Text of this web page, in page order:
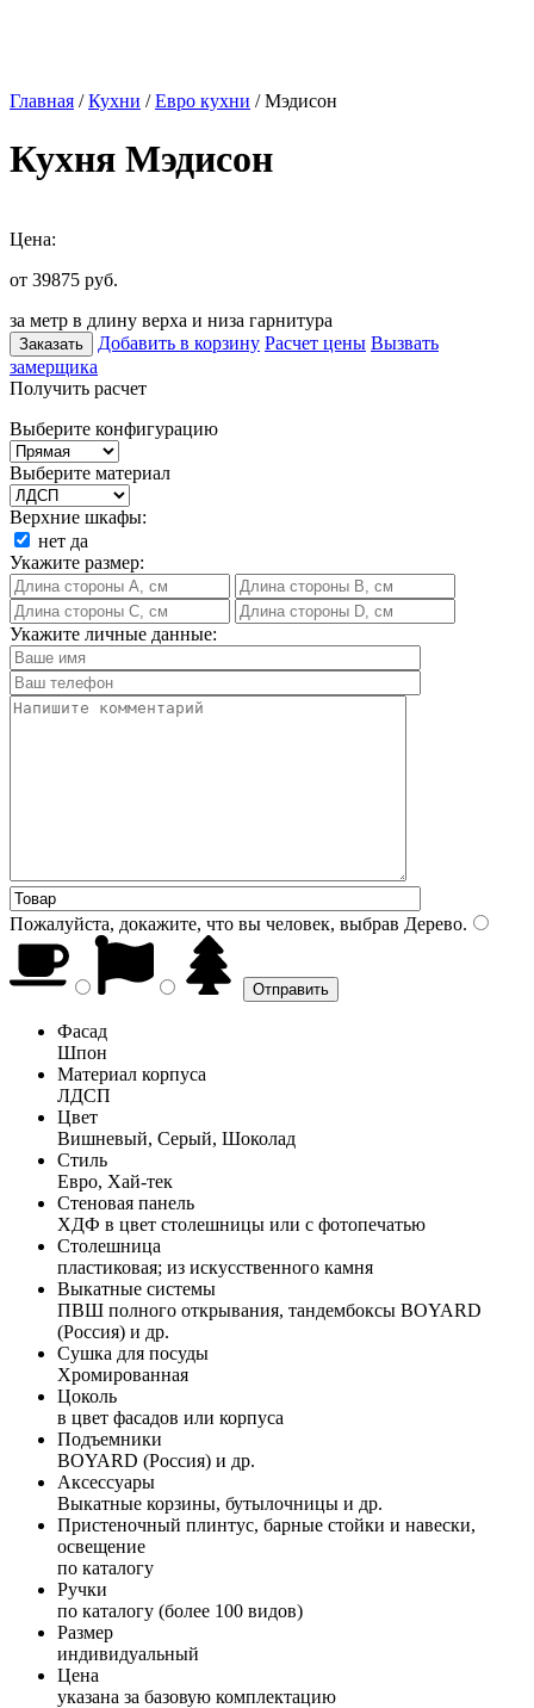
Главная /Кухни /Евро кухни / Мэдисон
Кухня Мэдисон
Цена:
от 39875 руб.
за метр в длину верха и низа гарнитура
Заказать Добавить в корзину Расчет цены Вызвать
замерщика
Получить расчет
Выберите конфигурацию
Выберите материал
Верхние шкафы:
нет да
Укажите размер:
Укажите личные данные:
Пожалуйста, докажите, что вы человек, выбрав Дерево.
Фасад
Шпон
Материал корпуса
ЛДСП
Цвет
Вишневый, Серый, Шоколад
Стиль
Евро, Хай-тек
Стеновая панель
ХДФ в цвет столешницы или с фотопечатью
Столешница
пластиковая; из искусственного камня
Выкатные системы
ПВШ полного открывания, тандембоксы BOYARD
(Россия) и др.
Сушка для посуды
Хромированная
Цоколь
в цвет фасадов или корпуса
Подъемники
BOYARD (Россия) и др.
Аксессуары
Выкатные корзины, бутылочницы и др.
Пристеночный плинтус, барные стойки и навески,
освещение
по каталогу
Ручки
по каталогу (более 100 видов)
Размер
индивидуальный
Цена
указана за базовую комплектацию